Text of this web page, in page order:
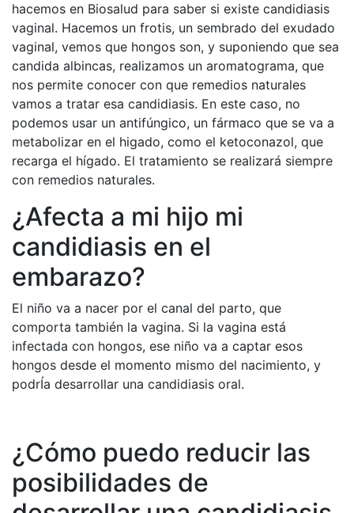
hacemos en Biosalud para saber si existe candidiasis
vaginal. Hacemos un frotis, un sembrado del exudado
vaginal, vemos que hongos son, y suponiendo que sea
candida albincas, realizamos un aromatograma, que
nos permite conocer con que remedios naturales
vamos a tratar esa candidiasis. En este caso, no
podemos usar un antifúngico, un fármaco que se va a
metabolizar en el higado, como el ketoconazol, que
recarga el hígado. El tratamiento se realizará siempre
con remedios naturales.
¿Afecta a mi hijo mi
candidiasis en el
embarazo?
El niño va a nacer por el canal del parto, que
comporta también la vagina. Si la vagina está
infectada con hongos, ese niño va a captar esos
hongos desde el momento mismo del nacimiento, y
podrÍa desarrollar una candidiasis oral.
¿Cómo puedo reducir las
posibilidades de